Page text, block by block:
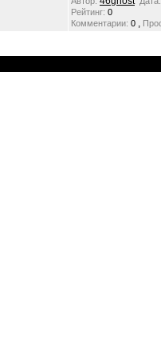
Рейтинг: 0
Комментарии: 0 ,